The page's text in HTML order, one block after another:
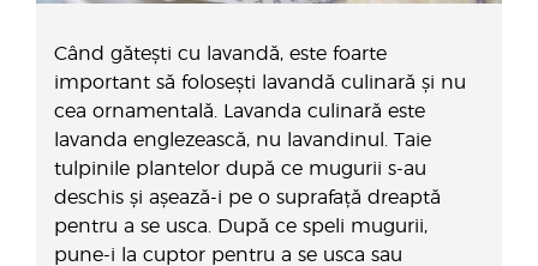
Când gătești cu lavandă, este foarte
important să folosești lavandă culinară și nu
cea ornamentală. Lavanda culinară este
lavanda englezească, nu lavandinul. Taie
tulpinile plantelor după ce mugurii s-au
deschis și așează-i pe o suprafață dreaptă
pentru a se usca. După ce speli mugurii,
pune-i la cuptor pentru a se usca sau